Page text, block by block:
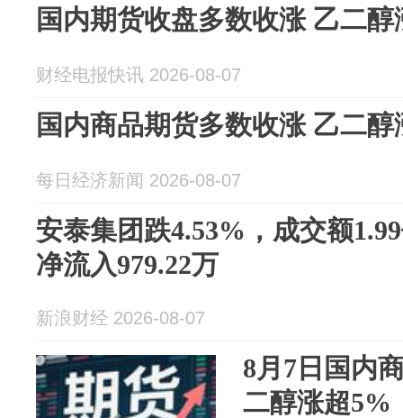
国内期货收盘多数收涨 乙二
财经电报快讯 2026-08-07
国内商品期货多数收涨 乙二
每日经济新闻 2026-08-07
安泰集团跌4.53%，成交额
净流入979.22万
新浪财经 2026-08-07
8月7日国内
二醇涨超5%